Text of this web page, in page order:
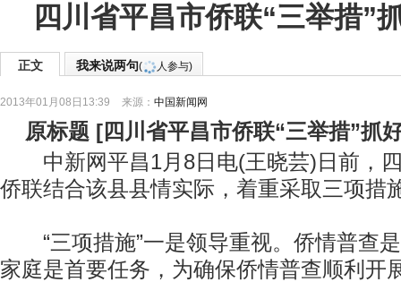
四川省平昌市侨联“三举措”
正文 我来说两句( 人参与)
2013年01月08日13:39 来源： 中国新闻网
原标题 [四川省平昌市侨联“三举措”抓
中新网平昌1月8日电(王晓芸)日前，
侨联结合该县县情实际，着重采取三项措
“三项措施”一是领导重视。侨情普查
家庭是首要任务，为确保侨情普查顺利开